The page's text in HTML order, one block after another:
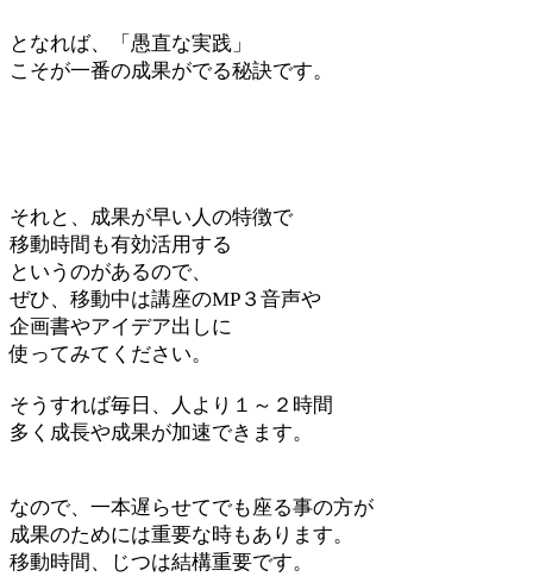
となれば、「愚直な実践」
こそが一番の成果がでる秘訣です。
それと、成果が早い人の特徴で
移動時間も有効活用する
というのがあるので、
ぜひ、移動中は講座のMP３音声や
企画書やアイデア出しに
使ってみてください。
そうすれば毎日、人より１～２時間
多く成長や成果が加速できます。
なので、一本遅らせてでも座る事の方が
成果のためには重要な時もあります。
移動時間、じつは結構重要です。